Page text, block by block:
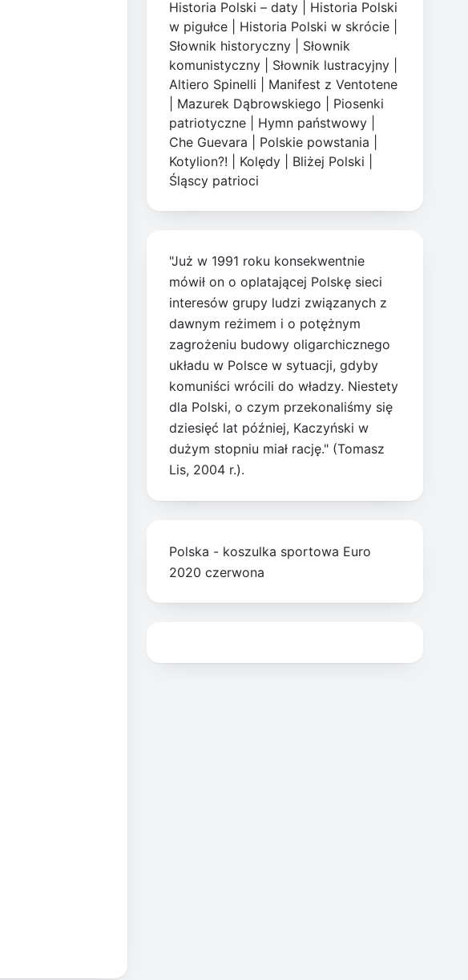
Historia Polski – daty
Historia Polski
w pigułce
Historia Polski w skrócie
Słownik historyczny
Słownik
komunistyczny
Słownik lustracyjny
Altiero Spinelli
Manifest z Ventotene
Mazurek Dąbrowskiego
Piosenki
patriotyczne
Hymn państwowy
Che Guevara
Polskie powstania
Kotylion?!
Kolędy Bliżej Polski
Śląscy patrioci
"Już w 1991 roku konsekwentnie
mówił on o oplatającej Polskę sieci
interesów grupy ludzi związanych z
dawnym reżimem i o potężnym
zagrożeniu budowy oligarchicznego
układu w Polsce w sytuacji, gdyby
komuniści wrócili do władzy. Niestety
dla Polski, o czym przekonaliśmy się
dziesięć lat później, Kaczyński w
dużym stopniu miał rację." (Tomasz
Lis, 2004 r.).
Polska - koszulka sportowa Euro
2020 czerwona